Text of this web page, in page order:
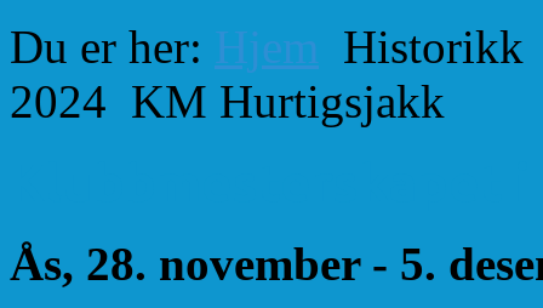
Du er her: Hjem Historikk
2024 KM Hurtigsjakk
Ås, 28. november - 5.